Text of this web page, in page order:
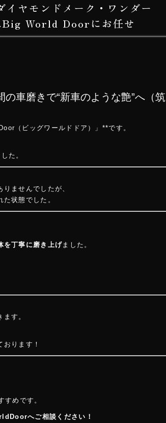
ヤモンドメーク・ワンダー
Big World Doorにお任せ
の車磨きで“新車のような艶”へ（筑
（ビッグワールドドア）」**です。
た。
ませんでしたが、
状態でした。
を丁寧に磨き上げました。
す。
ります！
すめです。
へご相談ください！